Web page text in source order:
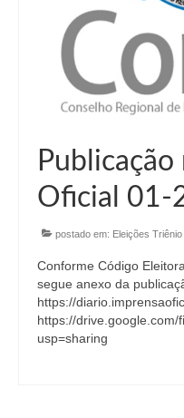
Oficial 01-
postado em: Eleições
Conforme Código
segue anexo da
https://
https://drive.google.com/
usp=sharing